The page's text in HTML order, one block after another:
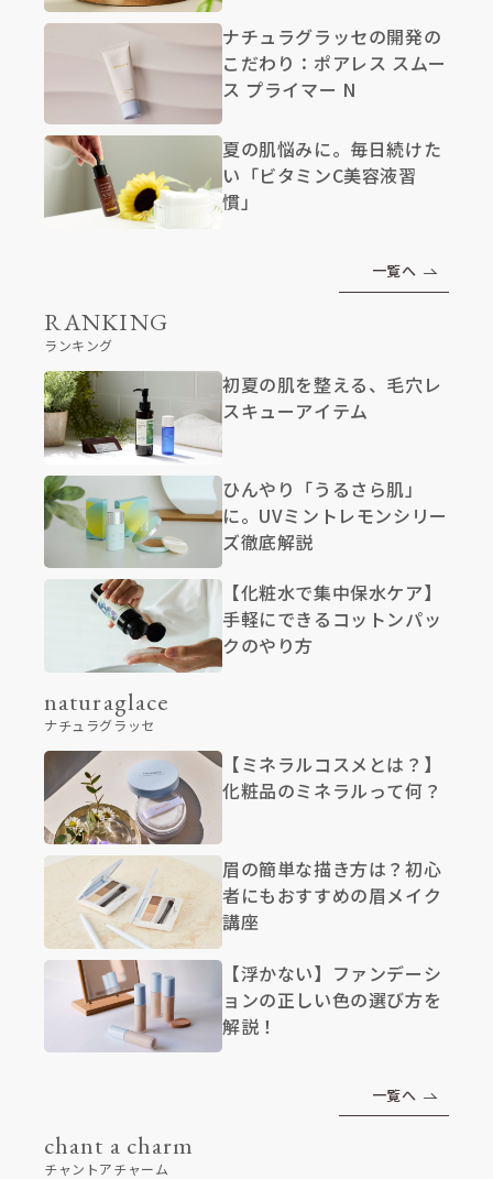
ナチュラグラッセの開発の
こだわり：ポアレス スムー
ス プライマー N
夏の肌悩みに。毎日続けた
い「ビタミンC美容液習
慣」
一覧へ
RANKING
ランキング
初夏の肌を整える、毛穴レ
スキューアイテム
ひんやり「うるさら肌」
に。UVミントレモンシリー
ズ徹底解説
【化粧水で集中保水ケア】
手軽にできるコットンパッ
クのやり方
naturaglace
ナチュラグラッセ
【ミネラルコスメとは？】
化粧品のミネラルって何？
眉の簡単な描き方は？初心
者にもおすすめの眉メイク
講座
【浮かない】ファンデーシ
ョンの正しい色の選び方を
解説！
一覧へ
chant a charm
チャントアチャーム